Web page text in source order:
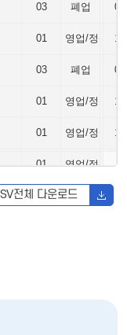
03 폐업 03
01 영업/정상 13
03 폐업 03
01 영업/정상 13
01 영업/정상 13
01 영업/정상 13
전체 다운로드